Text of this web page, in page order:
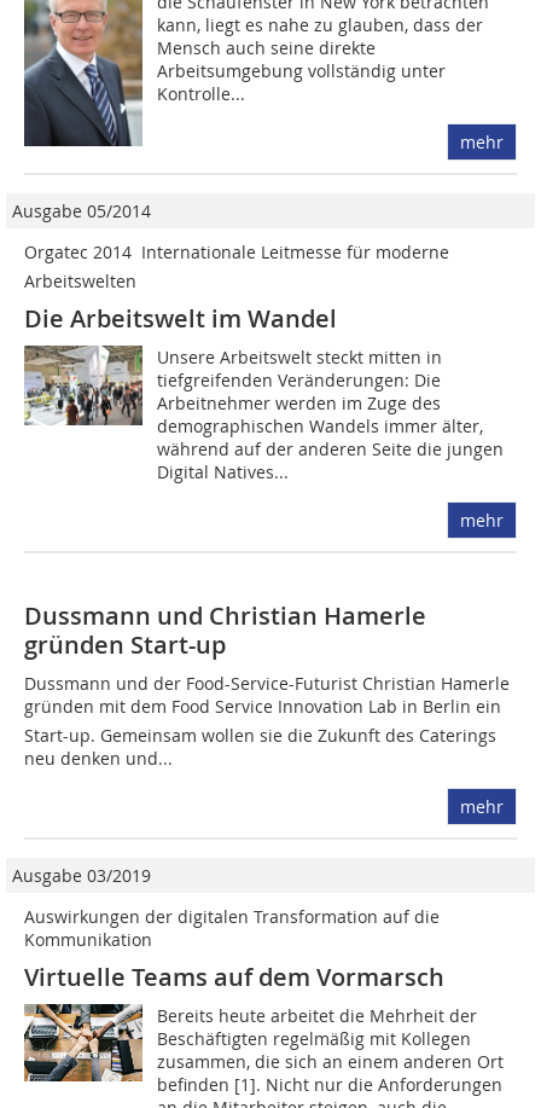
kann, liegt es nahe zu glauben, dass der
Mensch auch seine ­direkte
Arbeitsumgebung vollständig unter
Kontrolle...
mehr
Ausgabe 05/2014
Orgatec 2014  Internationale Leitmesse für moderne
Arbeitswelten
Die Arbeitswelt im Wandel
Unsere Arbeitswelt steckt mitten in
tiefgreifenden Veränderungen: Die
Arbeitnehmer werden im Zuge des
demographischen Wandels immer älter,
während auf der anderen Seite die jungen
Digital Natives...
mehr
Dussmann und Christian Hamerle
gründen Start-up
Dussmann und der Food-Service-Futurist Christian Hamerle
gründen mit dem Food Service Innovation Lab in Berlin ein
Start-up. Gemeinsam wollen sie die Zukunft des Caterings
neu denken und...
mehr
Ausgabe 03/2019
Auswirkungen der digitalen Transformation auf die
Kommunikation
Virtuelle Teams auf dem Vormarsch
Bereits heute arbeitet die Mehrheit der
Beschäftigten regelmäßig mit Kollegen
zusammen, die sich an einem anderen Ort
befinden [1]. Nicht nur die Anforderungen